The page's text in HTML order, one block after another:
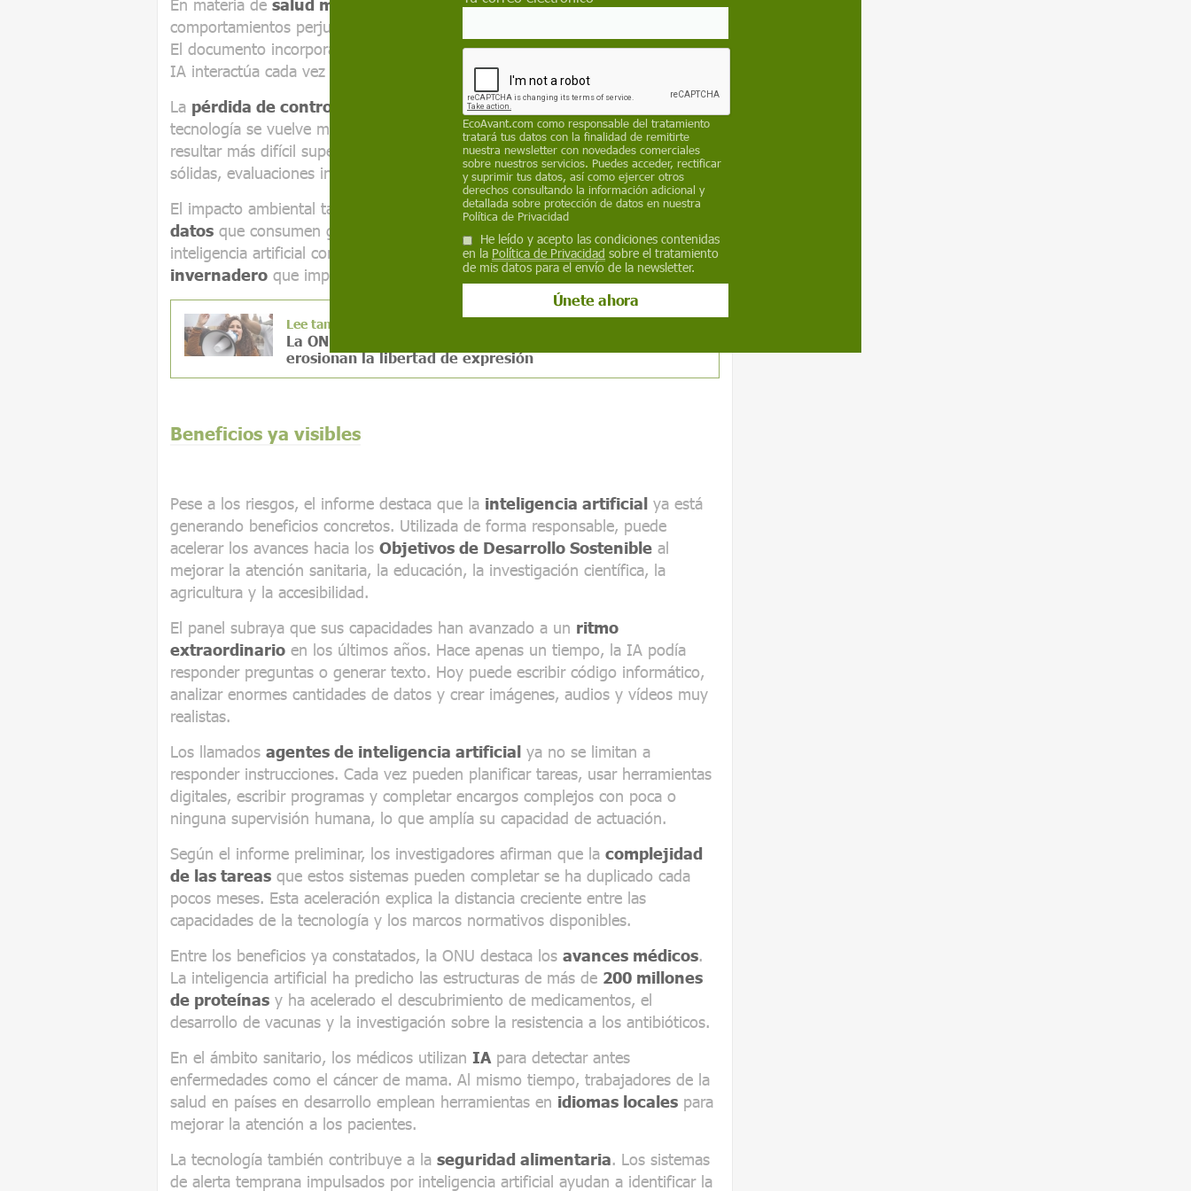
En materia de salud mental
, algunos sistemas pueden reforzar creencias o
comportamientos perjudiciales y contribuir a crisis graves, incluido el suicidio.
El documento incorpora esta preocupación dentro de un escenario en el que la
IA interactúa cada vez más directamente con las personas.
La pérdida de control
es otro de los puntos destacados. A medida que esta
tecnología se vuelve más autónoma, los expertos advierten de que podría
resultar más difícil supervisarla y regularla si no existen salvaguardias más
sólidas, evaluaciones independientes y mecanismos de rendición de cuentas.
El impacto ambiental también forma parte del diagnóstico. Loscentros de
datos que consumen grandes cantidades de energía para alimentar la
inteligencia artificial contribuyen a las
emisiones de gases de efecto
invernadero que impulsan el calentamiento global.
Lee también
La ONU advierte de que los oligarcas tecnológicos
erosionan la libertad de expresión
Beneficios ya visibles
Pese a los riesgos, el informe destaca que la inteligencia artificial ya está
generando beneficios concretos. Utilizada de forma responsable, puede
acelerar los avances hacia los Objetivos de Desarrollo Sostenible al
mejorar la atención sanitaria, la educación, la investigación científica, la
agricultura y la accesibilidad.
El panel subraya que sus capacidades han avanzado a un ritmo
extraordinario en los últimos años. Hace apenas un tiempo, la IA podía
responder preguntas o generar texto. Hoy puede escribir código informático,
analizar enormes cantidades de datos y crear imágenes, audios y vídeos muy
realistas.
Los llamados agentes de inteligencia artificial ya no se limitan a
responder instrucciones. Cada vez pueden planificar tareas, usar herramientas
digitales, escribir programas y completar encargos complejos con poca o
ninguna supervisión humana, lo que amplía su capacidad de actuación.
Según el informe preliminar, los investigadores afirman que la complejidad
de las tareas que estos sistemas pueden completar se ha duplicado cada
pocos meses. Esta aceleración explica la distancia creciente entre las
capacidades de la tecnología y los marcos normativos disponibles.
Entre los beneficios ya constatados, la ONU destaca los avances médicos.
La inteligencia artificial ha predicho las estructuras de más de 200 millones
de proteínas y ha acelerado el descubrimiento de medicamentos, el
desarrollo de vacunas y la investigación sobre la resistencia a los antibióticos.
En el ámbito sanitario, los médicos utilizan IA para detectar antes
enfermedades como el cáncer de mama. Al mismo tiempo, trabajadores de la
salud en países en desarrollo emplean herramientas en idiomas locales para
mejorar la atención a los pacientes.
La tecnología también contribuye a la seguridad alimentaria. Los sistemas
de alerta temprana impulsados por inteligencia artificial ayudan a identificar la
EcoAvant.com como responsable del tratamiento
tratará tus datos con la finalidad de remitirte
nuestra newsletter con novedades comerciales
sobre nuestros servicios. Puedes acceder, rectificar
y suprimir tus datos, así como ejercer otros
derechos consultando la información adicional y
detallada sobre protección de datos en nuestra
Política de Privacidad
He leído y acepto las condiciones contenidas
en la Política de Privacidad sobre el tratamiento
de mis datos para el envío de la newsletter.